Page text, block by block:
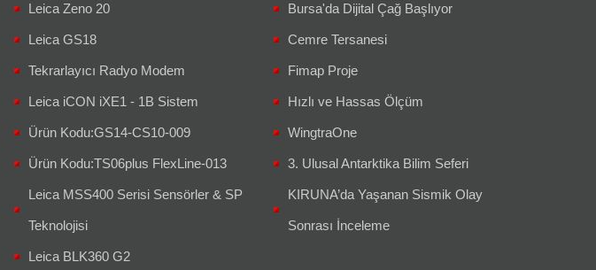
Leica Zeno 20
Leica GS18
Tekrarlayıcı Radyo Modem
Leica iCON iXE1 - 1B Sistem
Ürün Kodu:GS14-CS10-009
Ürün Kodu:TS06plus FlexLine-013
Leica MSS400 Serisi Sensörler & SP
Teknolojisi
Leica BLK360 G2
Bursa'da Dijital Çağ Başlıyor
Cemre Tersanesi
Fimap Proje
Hızlı ve Hassas Ölçüm
WingtraOne
3. Ulusal Antarktika Bilim Seferi
KIRUNA’da Yaşanan Sismik Olay
Sonrası İnceleme